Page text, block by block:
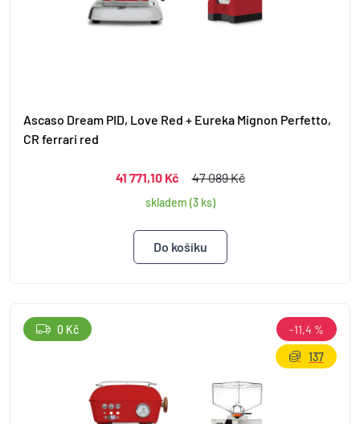
Ascaso Dream PID, Love Red + Eureka Mignon Perfetto,
CR ferrari red
41 771,10 Kč 47 089 Kč
skladem (3 ks)
0 Kč
-11,4 %
137